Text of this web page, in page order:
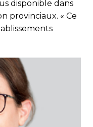
disponible dans
provinciaux. « Ce